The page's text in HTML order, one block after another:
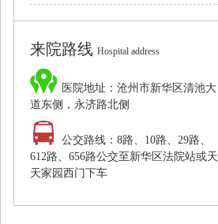
来院路线 Hospital address
医院地址：沧州市新华区清池大
道东侧，永济路北侧
公交路线：8路、10路、29路、
612路、656路公交至新华区法院站或天
天家园西门下车